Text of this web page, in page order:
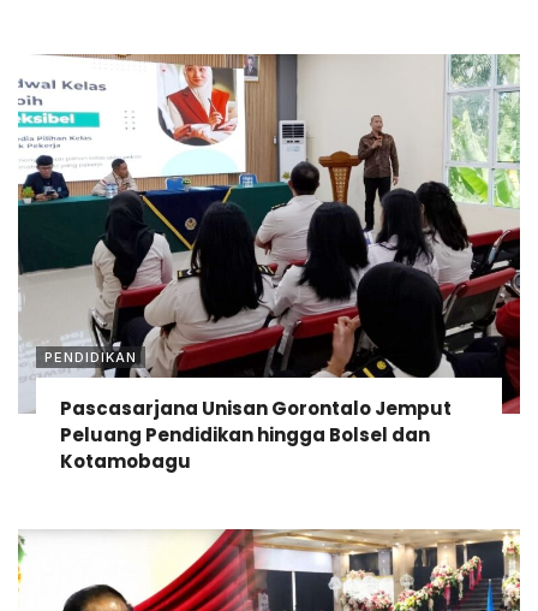
PENDIDIKAN
Pascasarjana Unisan Gorontalo Jemput
Peluang Pendidikan hingga Bolsel dan
Kotamobagu